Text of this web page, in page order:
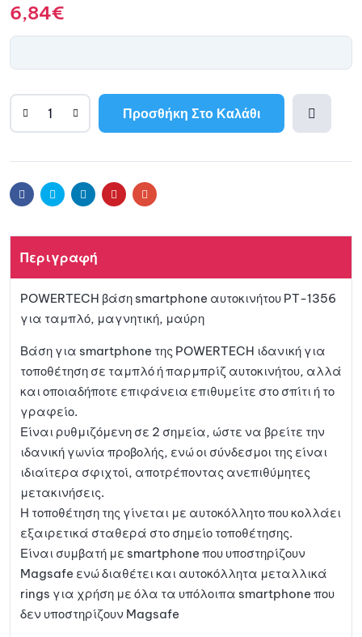
6,84€
Προσθήκη Στο Καλάθι
αγαπη
μένων
l
r
FacebookTwitter LinkedinPinterestEmail
Περιγραφή
POWERTECH βάση smartphone αυτοκινήτου PT-1356
για ταμπλό, μαγνητική, μαύρη
Βάση για smartphone της POWERTECH ιδανική για
τοποθέτηση σε ταμπλό ή παρμπρίζ αυτοκινήτου, αλλά
και οποιαδήποτε επιφάνεια επιθυμείτε στο σπίτι ή το
γραφείο.
Είναι ρυθμιζόμενη σε 2 σημεία, ώστε να βρείτε την
ιδανική γωνία προβολής, ενώ οι σύνδεσμοι της είναι
ιδιαίτερα σφιχτοί, αποτρέποντας ανεπιθύμητες
μετακινήσεις.
Η τοποθέτηση της γίνεται με αυτοκόλλητο που κολλάει
εξαιρετικά σταθερά στο σημείο τοποθέτησης.
Είναι συμβατή με smartphone που υποστηρίζουν
Magsafe ενώ διαθέτει και αυτοκόλλητα μεταλλικά
rings για χρήση με όλα τα υπόλοιπα smartphone που
δεν υποστηρίζουν Magsafe